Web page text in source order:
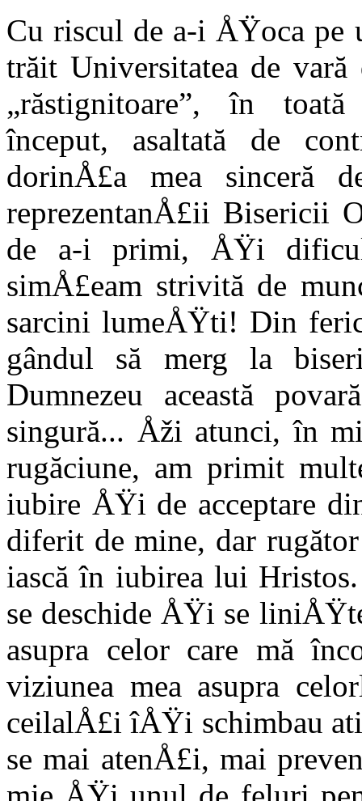
Cu riscul de a-i ÅŸoca pe
trăit Universitatea de vară
„răstignitoare”, în
început, asaltată de
dorinÅ£a mea sinceră
reprezentanÅ£ii Bisericii
de a-i primi, ÅŸi
simÅ£eam strivită de
sarcini lumeÅŸti! Din
gândul să merg la
Dumnezeu această
singură... Åži atunci, în
rugăciune, am primit
iubire ÅŸi de acceptare
diferit de mine, dar
iască în iubirea lui
se des­chide ÅŸi se
asupra celor care mă
viziunea mea asupra
ceilalÅ£i îÅŸi schimbau
se mai atenÅ£i, mai